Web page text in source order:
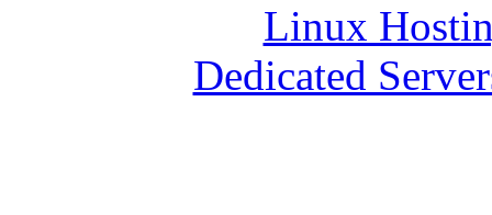
Linux
Dedicated